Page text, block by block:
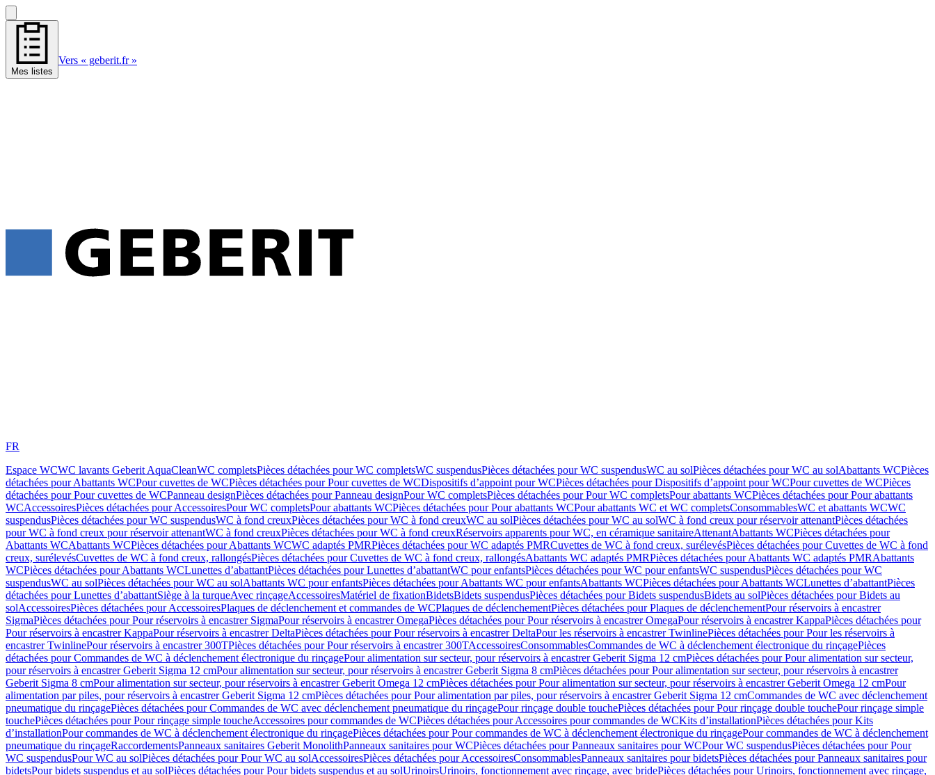
Mes listes
Vers « geberit.fr »
FR
Espace WCWC lavants Geberit AquaCleanWC completsPièces détachées pour WC completsWC suspendusPièces détachées pour WC suspendusWC au solPièces détachées pour WC au solAbattants WCPièces
détachées pour Abattants WCPour cuvettes de WCPièces détachées pour Pour cuvettes de WCDispositifs d’appoint pour WCPièces détachées pour Dispositifs d’appoint pour WCPour cuvettes de WCPièces
détachées pour Pour cuvettes de WCPanneau designPièces détachées pour Panneau designPour WC completsPièces détachées pour Pour WC completsPour abattants WCPièces détachées pour Pour abattants
WCAccessoiresPièces détachées pour AccessoiresPour WC completsPour abattants WCPièces détachées pour Pour abattants WCPour abattants WC et WC completsConsommablesWC et abattants WCWC
suspendusPièces détachées pour WC suspendusWC à fond creuxPièces détachées pour WC à fond creuxWC au solPièces détachées pour WC au solWC à fond creux pour réservoir attenantPièces détachées
pour WC à fond creux pour réservoir attenantWC à fond creuxPièces détachées pour WC à fond creuxRéservoirs apparents pour WC, en céramique sanitaireAttenantAbattants WCPièces détachées pour
Abattants WCAbattants WCPièces détachées pour Abattants WCWC adaptés PMRPièces détachées pour WC adaptés PMRCuvettes de WC à fond creux, surélevésPièces détachées pour Cuvettes de WC à fond
creux, surélevésCuvettes de WC à fond creux, rallongésPièces détachées pour Cuvettes de WC à fond creux, rallongésAbattants WC adaptés PMRPièces détachées pour Abattants WC adaptés PMRAbattants
WCPièces détachées pour Abattants WCLunettes d’abattantPièces détachées pour Lunettes d’abattantWC pour enfantsPièces détachées pour WC pour enfantsWC suspendusPièces détachées pour WC
suspendusWC au solPièces détachées pour WC au solAbattants WC pour enfantsPièces détachées pour Abattants WC pour enfantsAbattants WCPièces détachées pour Abattants WCLunettes d’abattantPièces
détachées pour Lunettes d’abattantSiège à la turqueAvec rinçageAccessoiresMatériel de fixationBidetsBidets suspendusPièces détachées pour Bidets suspendusBidets au solPièces détachées pour Bidets au
solAccessoiresPièces détachées pour AccessoiresPlaques de déclenchement et commandes de WCPlaques de déclenchementPièces détachées pour Plaques de déclenchementPour réservoirs à encastrer
SigmaPièces détachées pour Pour réservoirs à encastrer SigmaPour réservoirs à encastrer OmegaPièces détachées pour Pour réservoirs à encastrer OmegaPour réservoirs à encastrer KappaPièces détachées pour
Pour réservoirs à encastrer KappaPour réservoirs à encastrer DeltaPièces détachées pour Pour réservoirs à encastrer DeltaPour les réservoirs à encastrer TwinlinePièces détachées pour Pour les réservoirs à
encastrer TwinlinePour réservoirs à encastrer 300TPièces détachées pour Pour réservoirs à encastrer 300TAccessoiresConsommablesCommandes de WC à déclenchement électronique du rinçagePièces
détachées pour Commandes de WC à déclenchement électronique du rinçagePour alimentation sur secteur, pour réservoirs à encastrer Geberit Sigma 12 cmPièces détachées pour Pour alimentation sur secteur,
pour réservoirs à encastrer Geberit Sigma 12 cmPour alimentation sur secteur, pour réservoirs à encastrer Geberit Sigma 8 cmPièces détachées pour Pour alimentation sur secteur, pour réservoirs à encastrer
Geberit Sigma 8 cmPour alimentation sur secteur, pour réservoirs à encastrer Geberit Omega 12 cmPièces détachées pour Pour alimentation sur secteur, pour réservoirs à encastrer Geberit Omega 12 cmPour
alimentation par piles, pour réservoirs à encastrer Geberit Sigma 12 cmPièces détachées pour Pour alimentation par piles, pour réservoirs à encastrer Geberit Sigma 12 cmCommandes de WC avec déclenchement
pneumatique du rinçagePièces détachées pour Commandes de WC avec déclenchement pneumatique du rinçagePour rinçage double touchePièces détachées pour Pour rinçage double touchePour rinçage simple
touchePièces détachées pour Pour rinçage simple toucheAccessoires pour commandes de WCPièces détachées pour Accessoires pour commandes de WCKits d’installationPièces détachées pour Kits
d’installationPour commandes de WC à déclenchement électronique du rinçagePièces détachées pour Pour commandes de WC à déclenchement électronique du rinçagePour commandes de WC à déclenchement
pneumatique du rinçageRaccordementsPanneaux sanitaires Geberit MonolithPanneaux sanitaires pour WCPièces détachées pour Panneaux sanitaires pour WCPour WC suspendusPièces détachées pour Pour
WC suspendusPour WC au solPièces détachées pour Pour WC au solAccessoiresPièces détachées pour AccessoiresConsommablesPanneaux sanitaires pour bidetsPièces détachées pour Panneaux sanitaires pour
bidetsPour bidets suspendus et au solPièces détachées pour Pour bidets suspendus et au solUrinoirsUrinoirs, fonctionnement avec rinçage, avec bridePièces détachées pour Urinoirs, fonctionnement avec rinçage,